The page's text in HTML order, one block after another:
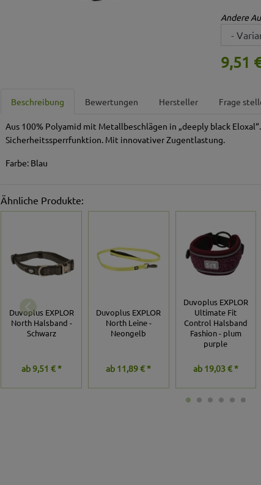
Andere
9,51
Beschreibung Bewertungen Hersteller Frage
Aus 100% Polyamid mit Metallbeschlägen in „deeply black
Sicherheitssperrfunktion. Mit innovativer Zugentlastung.
Farbe: Blau
Ähnliche Produkte:
Duvoplus EXPLOR
North Halsband -
Schwarz
ab9,51 € *
Duvoplus EXPLOR
North Leine -
Neongelb
ab 11,89 € *
Duvoplus EXPLOR
Ultimate Fit
Control Halsband
Fashion - plum
purple
ab19,03 € *